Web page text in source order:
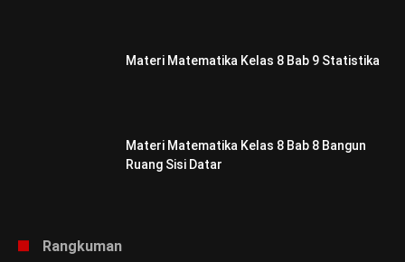
Materi Matematika Kelas 8 Bab 9 Statistika
Materi Matematika Kelas 8 Bab 8 Bangun
Ruang Sisi Datar
Rangkuman